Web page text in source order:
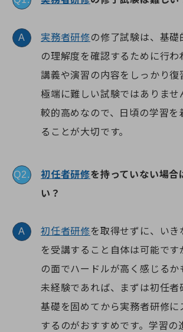
A 実務者研修の修了試験は、基礎
の理解度を確認するために行わ
講義や演習の内容をしっかり復
極端に難しい試験ではありませ
較的高めなので、日頃の学習を
ることが大切です。
Q2. 初任者研修を持っていない場合
い？
A 初任者研修を取得せずに、いき
を受講すること自体は可能で
の面でハードルが高く感じるか
未経験であれば、まずは初任者
基礎を固めてから実務者研修に
するのがおすすめです。学習の